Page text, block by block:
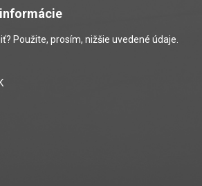
Použite, prosím, nižšie uvedené údaje.